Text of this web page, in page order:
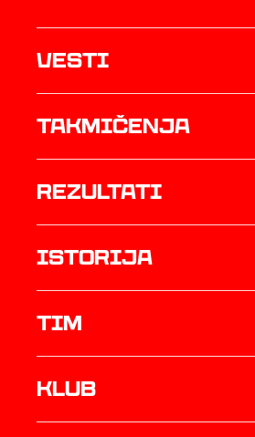
Vesti
Takmičenja
rezultati
istorija
TIM
Klub